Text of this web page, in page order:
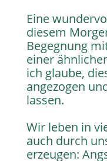
Eine
diesem
Begegnung
einer
ich glaube,
angezogen
lassen.
Wir leben in
auch durch
erzeugen: